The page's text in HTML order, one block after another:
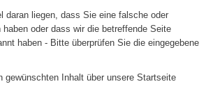
daran liegen, dass Sie eine falsche oder
oder dass wir die betreffende Seite
haben - Bitte überprüfen Sie die eingegebene
gewünschten Inhalt über unsere Startseite